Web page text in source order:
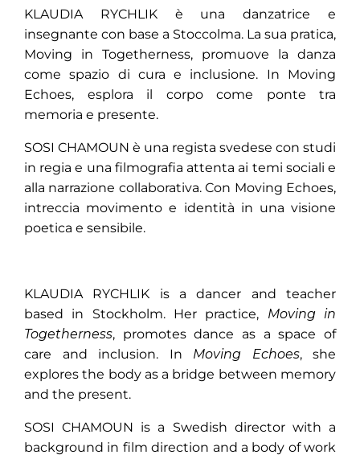
KLAUDIA RYCHLIK è una danzatrice e
insegnante con base a Stoccolma. La sua pratica,
Moving in Togetherness, promuove la danza
come spazio di cura e inclusione. In Moving
Echoes, esplora il corpo come ponte tra
memoria e presente.
SOSI CHAMOUN è una regista svedese con studi
in regia e una filmografia attenta ai temi sociali e
alla narrazione collaborativa. Con Moving Echoes,
intreccia movimento e identità in una visione
poetica e sensibile.
KLAUDIA RYCHLIK is a dancer and teacher
based in Stockholm. Her practice, Moving in
Togetherness, promotes dance as a space of
care and inclusion. In Moving Echoes, she
explores the body as a bridge between memory
and the present.
SOSI CHAMOUN is a Swedish director with a
background in film direction and a body of work